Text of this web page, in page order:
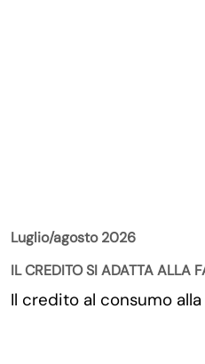
Luglio/agosto 2026
IL CREDITO SI ADATTA ALLA
Il credito al consumo